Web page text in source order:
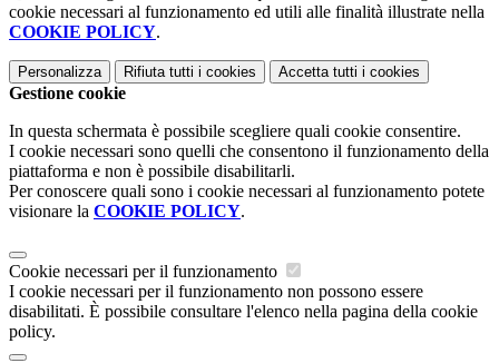
cookie necessari al funzionamento ed utili alle finalità illustrate nella
COOKIE POLICY.
Personalizza Rifiuta tutti i cookies Accetta tutti i cookies
Gestione cookie
In questa schermata è possibile scegliere quali cookie consentire.
I cookie necessari sono quelli che consentono il funzionamento della
piattaforma e non è possibile disabilitarli.
Per conoscere quali sono i cookie necessari al funzionamento potete
visionare la COOKIE POLICY.
Cookie necessari per il funzionamento
I cookie necessari per il funzionamento non possono essere
disabilitati. È possibile consultare l'elenco nella pagina della cookie
policy.